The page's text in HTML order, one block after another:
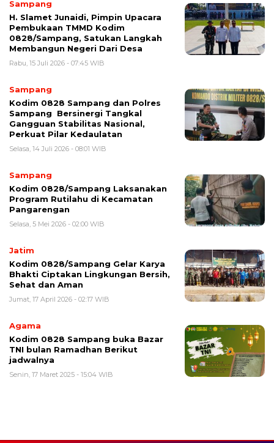
Sampang
H. Slamet Junaidi, Pimpin Upacara
Pembukaan TMMD Kodim
0828/Sampang, Satukan Langkah
Membangun Negeri Dari Desa
Rabu, 15 Juli 2026 - 07:45 WIB
Sampang
Kodim 0828 Sampang dan Polres
Sampang Bersinergi Tangkal
Gangguan Stabilitas Nasional,
Perkuat Pilar Kedaulatan
Selasa, 14 Juli 2026 - 08:01 WIB
Sampang
Kodim 0828/Sampang Laksanakan
Program Rutilahu di Kecamatan
Pangarengan
Selasa, 5 Mei 2026 - 02:00 WIB
Jatim
Kodim 0828/Sampang Gelar Karya
Bhakti Ciptakan Lingkungan Bersih,
Sehat dan Aman
Jumat, 17 April 2026 - 02:17 WIB
Agama
Kodim 0828 Sampang buka Bazar
TNI bulan Ramadhan Berikut
jadwalnya
Senin, 17 Maret 2025 - 15:04 WIB